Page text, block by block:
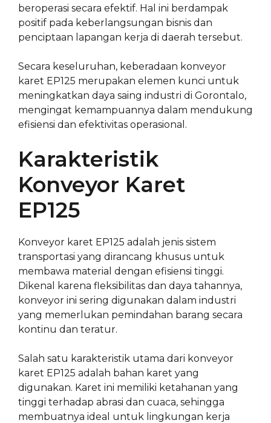
beroperasi secara efektif. Hal ini berdampak
positif pada keberlangsungan bisnis dan
penciptaan lapangan kerja di daerah tersebut.
Secara keseluruhan, keberadaan konveyor
karet EP125 merupakan elemen kunci untuk
meningkatkan daya saing industri di Gorontalo,
mengingat kemampuannya dalam mendukung
efisiensi dan efektivitas operasional.
Karakteristik
Konveyor Karet
EP125
Konveyor karet EP125 adalah jenis sistem
transportasi yang dirancang khusus untuk
membawa material dengan efisiensi tinggi.
Dikenal karena fleksibilitas dan daya tahannya,
konveyor ini sering digunakan dalam industri
yang memerlukan pemindahan barang secara
kontinu dan teratur.
Salah satu karakteristik utama dari konveyor
karet EP125 adalah bahan karet yang
digunakan. Karet ini memiliki ketahanan yang
tinggi terhadap abrasi dan cuaca, sehingga
membuatnya ideal untuk lingkungan kerja